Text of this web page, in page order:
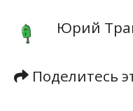
Юрий
Поделитесь